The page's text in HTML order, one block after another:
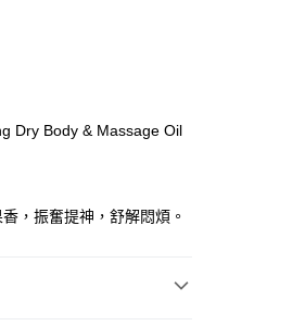
Dry Body & Massage Oil
，振奮提神，舒解悶煩。